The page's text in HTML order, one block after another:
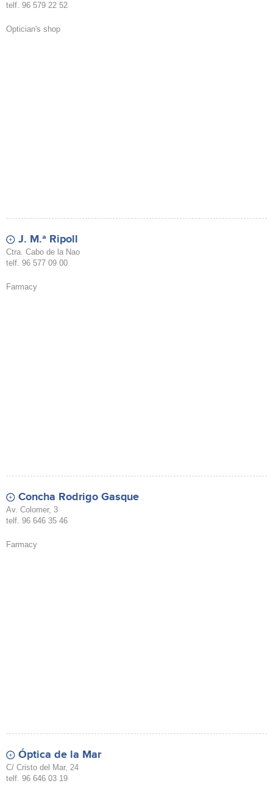
telf. 96 579 22 52
Optician's shop
J. M.ª Ripoll
Ctra. Cabo de la Nao
telf. 96 577 09 00
Farmacy
Concha Rodrigo Gasque
Av. Colomer, 3
telf. 96 646 35 46
Farmacy
Óptica de la Mar
C/ Cristo del Mar, 24
telf. 96 646 03 19